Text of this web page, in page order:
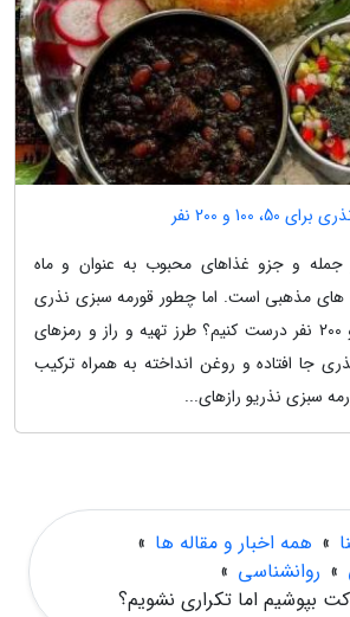
100 و 200 نفر
جمله و جزو غذاهای محبوب به عنوان و ماه
های مذهبی است. اما چطور قورمه سبزی نذری
برای 50 نفر، 100 نفر و 200 نفر درست کنیم؟ طرز تهیه و راز و رمزهای
جا افتاده و روغن انداخته به همراه ترکیب
سبزی نذریو رازهای...
» همه اخبار و مقاله ها »
» روانشناسی »
بپوشیم اما تکراری نشویم؟